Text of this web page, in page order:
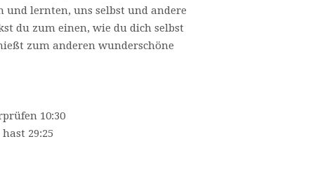
und lernten, uns selbst und andere
du zum einen, wie du dich selbst
zum anderen wunderschöne
10:30
29:25